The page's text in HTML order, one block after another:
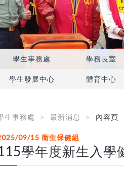
學生事務處 學務長室
學生發展中心 體育中心
生事務處 最新消息 內容頁
09/15 衛生保健組
學年度新生入學